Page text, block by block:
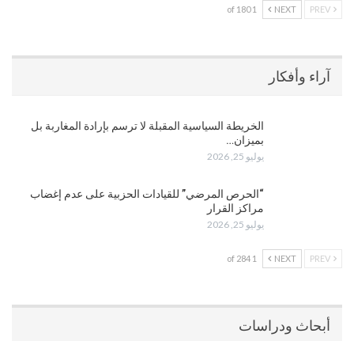
NEXT
1 of 180
آراء وأفكار
الخريطة السياسية المقبلة لا ترسم بإرادة المغاربة بل
بميزان…
يوليو 25, 2026
“الحرص المرضي” للقيادات الحزبية على عدم إغضاب
مراكز القرار
يوليو 25, 2026
NEXT
1 of 284
أبحاث ودراسات